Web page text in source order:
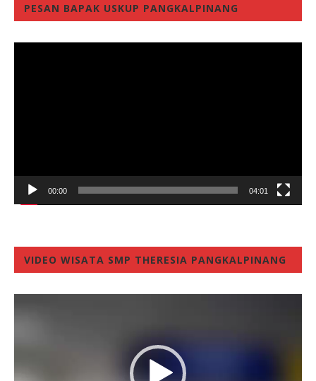
PESAN BAPAK USKUP PANGKALPINANG
00:00 04:01
VIDEO WISATA SMP THERESIA PANGKALPINANG